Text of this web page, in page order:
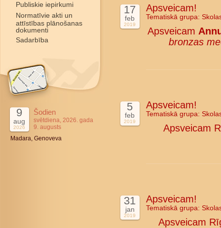
Publiskie iepirkumi
Normatīvie akti un
attīstības plānošanas
dokumenti
Sadarbība
9
aug
2026
Šodien
svētdiena, 2026. gada
9. augusts
Madara, Genoveva
17
feb
2019
Apsveicam!
Tematiskā grupa:
Apsveicam
bronzas
5
feb
2019
Apsveicam!
Tematiskā grupa:
Apsveicam
31
jan
2019
Apsveicam!
Tematiskā grupa:
Apsveicam